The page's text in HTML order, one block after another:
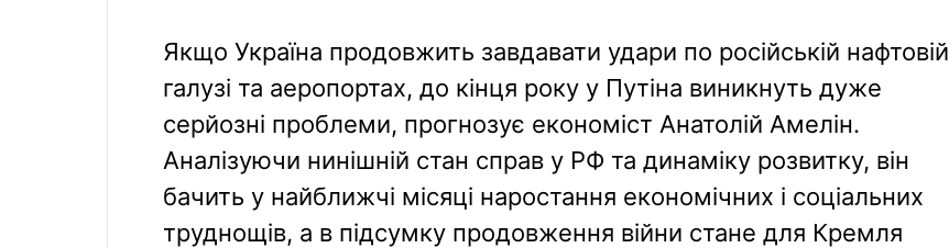
Якщо Україна продовжить завдавати удари по російській нафтовій
галузі та аеропортах, до кінця року у Путіна виникнуть дуже
серйозні проблеми, прогнозує економіст Анатолій Амелін.
Аналізуючи нинішній стан справ у РФ та динаміку розвитку, він
бачить у найближчі місяці наростання економічних і соціальних
труднощів, а в підсумку продовження війни стане для Кремля